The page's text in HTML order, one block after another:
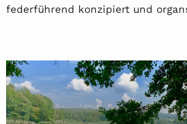
federführend konzipiert und